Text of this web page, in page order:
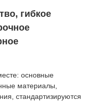
гибкое
основные
материалы,
стандартизируются